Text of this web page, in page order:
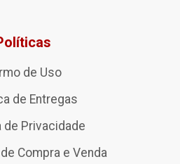
de Uso
de Entregas
de Privacidade
Compra e Venda